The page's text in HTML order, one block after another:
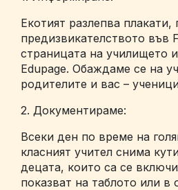
Екотият разлепва плакати,
предизвикателството във
страницата на училището
Edupage. Обаждаме се на
родителите и вас –
2. Документираме:
Всеки ден по време на
класният учител снима
децата, които са се
показват на таблото или в